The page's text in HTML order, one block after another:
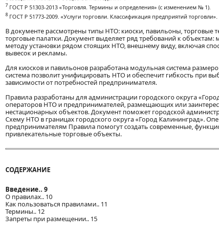
7 ГОСТ Р 51303-2013 «Торговля. Термины и определения» (с изменением № 1).
8 ГОСТ Р 51773-2009. «Услуги торговли. Классификация предприятий торговли».
В документе рассмотрены типы НТО: киоски, павильоны, торговые
торговые палатки. Документ выделяет ряд требований к объектам:
методу установки рядом стоящих НТО, внешнему виду, включая
вывесок и рекламы.
Для киосков и павильонов разработана модульная система
система позволит унифицировать НТО и обеспечит гибкость при
зависимости от потребностей предпринимателя.
Правила разработаны для администрации городского округа
операторов НТО и предпринимателей, размещающих или
нестационарных объектов. Документ поможет городской
Схему НТО в границах городского округа «Город Калининград».
предпринимателям Правила помогут создать современные,
привлекательные торговые объекты.
СОДЕРЖАНИЕ
Введение.. 9
О правилах.. 10
Как пользоваться правилами.. 11
Термины.. 12
Запреты при размещении.. 15